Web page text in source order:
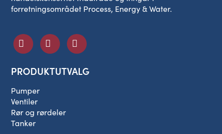
forretningsområdet Process, Energy & Water.
PRODUKTUTVALG
Pumper
Ventiler
Rør og rørdeler
Tanker